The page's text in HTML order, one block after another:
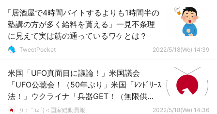
「居酒屋で4時間バイトするよりも1時間半の
塾講の方が多く給料を貰える」一見不条理
に見えて実は筋の通っているワケとは？
TweetPocket 2022/5/18(We) 14:39
米国「UFO真面目に議論！」米国議会
「UFO公聴会！（50年ぶり」米国「ﾚﾝﾄﾞﾘｰｽ
法！」ウクライナ「兵器GET！（無限供
給」米国「ﾏｰｼｬﾙﾌﾟﾗﾝ検討！（戦後復興の経
/)；｀ω´)＜国家総動員報 2022/5/18(We) 14:36